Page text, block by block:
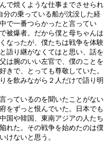
で焼くような仕事までさせられ
の乗っている船が沈没した経
で一番つらかったと言ってい
被爆者。だから僕と母ちゃんは
なったが、僕たちは戦争を体験
語り継がなくてはと思い、話を
は腕のいい左官で、僕のことを
きで、とっても尊敬していた。
を飲みながら２人だけで語り明
っているのを聞いたことがない
をずっと恨んでいた。日本でも
国や韓国、東南アジアの人たち
れた。その戦争を始めたのは僕
けないと思う。